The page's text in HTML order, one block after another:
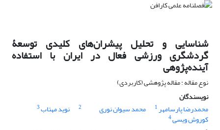
شناسایی و تحلیل پیشران‌های کلیدی توسعۀ
گردشگری ورزشی فعال در ایران با استفاده
آینده‌پژوهی
نوع مقاله : مقاله پژوهشی (کاربردی)
نویسندگان
محمدرضا پارسامهر1 محمد سیوان نوری 2 نوید مهتاب3
کوروش ویسی4